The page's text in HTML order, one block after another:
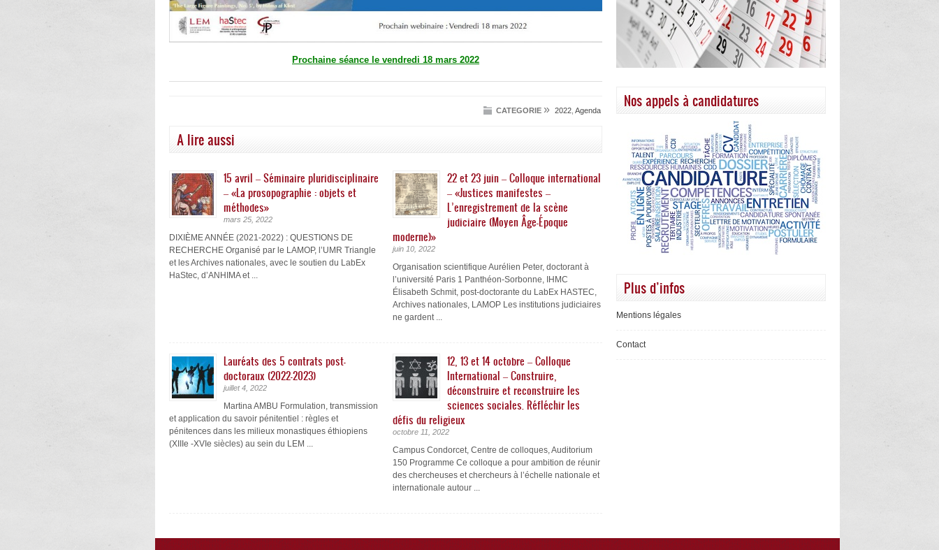
Prochaine séance le vendredi 18 mars 2022
CATEGORIE » 2022 Agenda
A lire aussi
15 avril – Séminaire pluridisciplinaire
– «La prosopographie : objets et
méthodes»
mars 25, 2022
DIXIÈME ANNÉE (2021-2022) : QUESTIONS DE
RECHERCHE Organisé par le LAMOP, l’UMR Triangle
et les Archives nationales, avec le soutien du LabEx
HaStec, d’ANHIMA et ...
22 et 23 juin – Colloque international
– «Justices manifestes –
L’enregistrement de la scène
judiciaire (Moyen Âge-Époque
moderne)»
juin 10, 2022
Organisation scientifique Aurélien Peter, doctorant à
l’université Paris 1 Panthéon-Sorbonne, IHMC
Élisabeth Schmit, post-doctorante du LabEx HASTEC,
Archives nationales, LAMOP Les institutions judiciaires
ne gardent ...
Lauréats des 5 contrats post-
doctoraux (2022-2023)
juillet 4, 2022
Martina AMBU Formulation, transmission
et application du savoir pénitentiel : règles et
pénitences dans les milieux monastiques éthiopiens
(XIIIe -XVIe siècles) au sein du LEM ...
12, 13 et 14 octobre – Colloque
International – Construire,
déconstruire et reconstruire les
sciences sociales. Réfléchir les
défis du religieux
octobre 11, 2022
Campus Condorcet, Centre de colloques, Auditorium
150 Programme Ce colloque a pour ambition de réunir
des chercheuses et chercheurs à l’échelle nationale et
internationale autour ...
Nos appels à candidatures
Plus d’infos
Mentions légales
Contact